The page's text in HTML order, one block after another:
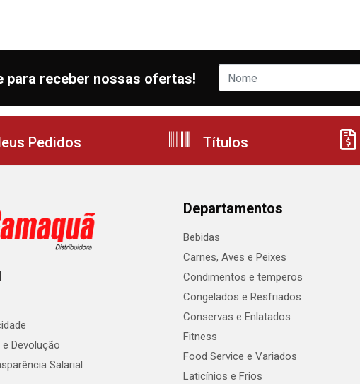
para receber nossas ofertas!
Pedidos Títulos
Devolução
Salarial
Departamentos
Bebidas
Carnes, Aves e Peixes
Condimentos e temperos
Congelados e Resfriados
Conservas e Enlatados
Fitness
Food Service e Variados
Laticínios e Frios